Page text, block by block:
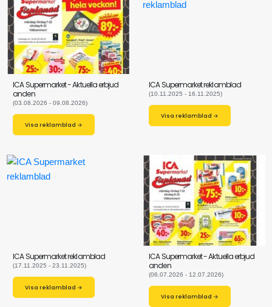
ICA Supermarket - Aktuella erbjud
anden
(03.08.2026 - 09.08.2026)
Visa reklamblad →
ICA Supermarket reklamblad
(10.11.2025 - 16.11.2025)
Visa reklamblad →
ICA Supermarket reklamblad
(17.11.2025 - 23.11.2025)
Visa reklamblad →
ICA Supermarket - Aktuella erbjud
anden
(06.07.2026 - 12.07.2026)
Visa reklamblad →